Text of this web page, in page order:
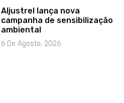
Aljustrel lança nova
campanha de sensibilização
ambiental
6 De Agosto, 2026